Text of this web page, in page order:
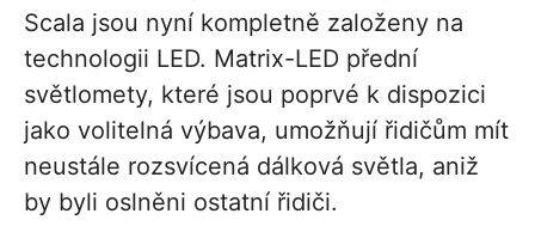
Scala jsou nyní kompletně založeny na
technologii LED. Matrix-LED přední
světlomety, které jsou poprvé k dispozici
jako volitelná výbava, umožňují řidičům mít
neustále rozsvícená dálková světla, aniž
by byli oslněni ostatní řidiči.